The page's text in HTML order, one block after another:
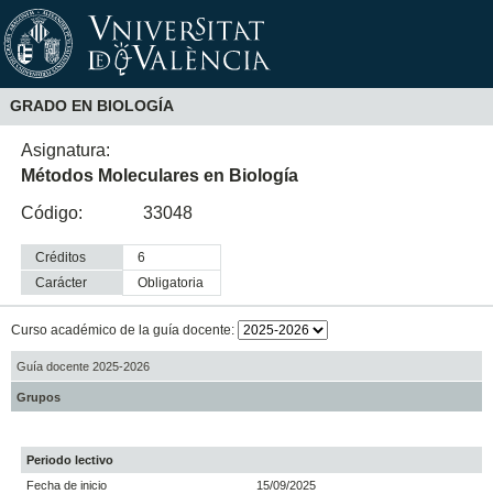
GRADO EN BIOLOGÍA
Asignatura:
Métodos Moleculares en Biología
Código:
33048
Créditos
6
Carácter
obligatoria
Curso académico de la guía docente:
Guía docente 2025-2026
Grupos
Periodo lectivo
Fecha de inicio
15/09/2025